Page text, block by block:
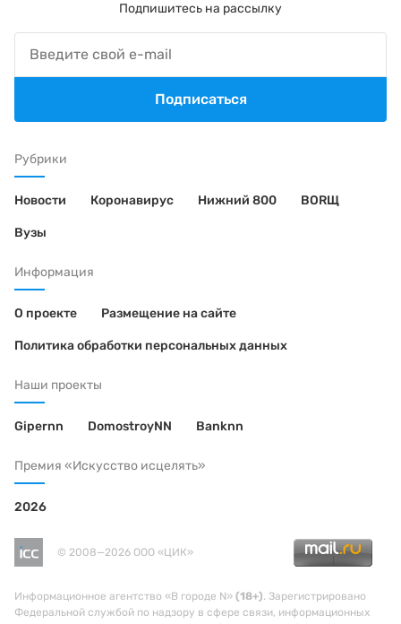
Рубрики
Новости Коронавирус Нижний 800 BORЩ
Вузы
Информация
О проекте Размещение на сайте
Политика обработки персональных данных
Наши проекты
Gipernn DomostroyNN Banknn
Премия «Искусство исцелять»
2026
© 2008—2026 ООО «ЦИК»
Информационное агентство «В городе N» (18+). Зарегистрировано
Федеральной службой по надзору в сфере связи, информационных
Подпишитесь на рассылку
Подписаться